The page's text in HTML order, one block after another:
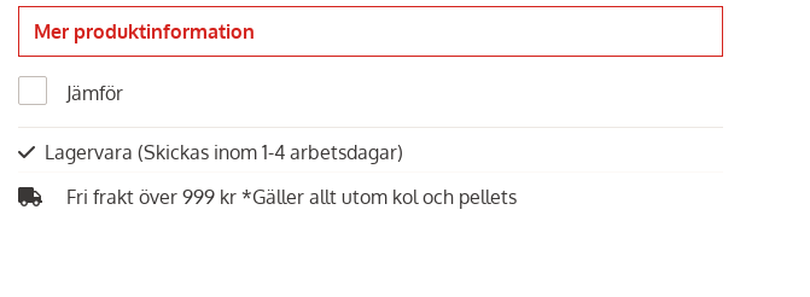
Mer produktinformation
Jämför
Lagervara (Skickas inom 1-4 arbetsdagar)
Fri frakt över 999 kr *Gäller allt utom kol och pellets